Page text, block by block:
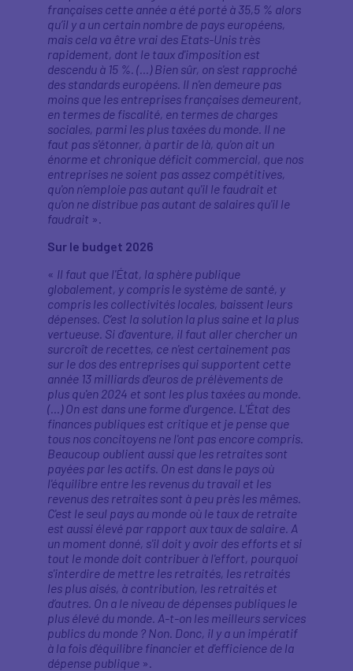
françaises cette année a été porté à 35,5 % alors
qu’il y a un certain nombre de pays européens,
mais cela va être vrai des Etats-Unis très
rapidement, dont le taux d'imposition est
descendu à 15 %. (…) Bien sûr, on s'est rapproché
des standards européens. Il n'en demeure pas
moins que les entreprises françaises demeurent,
en termes de fiscalité, en termes de charges
sociales, parmi les plus taxées du monde. Il ne
faut pas s'étonner, à partir de là, qu'on ait un
énorme et chronique déficit commercial, que nos
entreprises ne soient pas assez compétitives,
qu'on n’emploie pas autant qu'il le faudrait et
qu'on ne distribue pas autant de salaires qu'il le
faudrait ».
Sur le budget 2026
« Il faut que l'État, la sphère publique
globalement, y compris le système de santé, y
compris les collectivités locales, baissent leurs
dépenses. C’est la solution la plus saine et la plus
vertueuse. Si d'aventure, il faut aller chercher un
surcroît de recettes, ce n'est certainement pas
sur le dos des entreprises qui supportent cette
année 13 milliards d'euros de prélèvements de
plus qu'en 2024 et sont les plus taxées au monde.
(…) On est dans une forme d'urgence. L'État des
finances publiques est critique et je pense que
tous nos concitoyens ne l'ont pas encore compris.
Beaucoup oublient aussi que les retraites sont
payées par les actifs. On est dans le pays où
l'équilibre entre les revenus du travail et les
revenus des retraites sont à peu près les mêmes.
C'est le seul pays au monde où le taux de retraite
est aussi élevé par rapport aux taux de salaire. A
un moment donné, s'il doit y avoir des efforts et si
tout le monde doit contribuer à l'effort, pourquoi
s'interdire de mettre les retraités, les retraités
les plus aisés, à contribution, les retraités et
d’autres. On a le niveau de dépenses publiques le
plus élevé du monde. A-t-on les meilleurs services
publics du monde ? Non. Donc, il y a un impératif
à la fois d'équilibre financier et d'efficience de la
dépense publique ».